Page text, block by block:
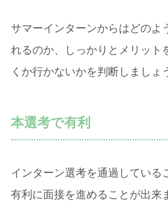
サマーインターンからはどのよ
れるのか、しっかりとメリット
くか行かないかを判断しましょ
本選考で有利
インターン選考を通過している
有利に面接を進めることが出来